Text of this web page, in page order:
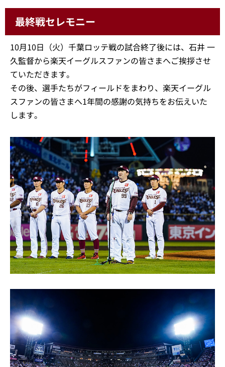
最終戦セレモニー
10月10日（火）千葉ロッテ戦の試合終了後には、石井 一
久監督から楽天イーグルスファンの皆さまへご挨拶させ
ていただきます。
その後、選手たちがフィールドをまわり、楽天イーグル
スファンの皆さまへ1年間の感謝の気持ちをお伝えいた
します。